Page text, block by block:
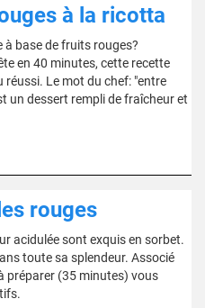
à la ricotta
à base de fruits rouges?
en 40 minutes, cette recette
Le mot du chef: "entre
un dessert rempli de fraîcheur et
rouges
acidulée sont exquis en sorbet.
toute sa splendeur. Associé
préparer (35 minutes) vous